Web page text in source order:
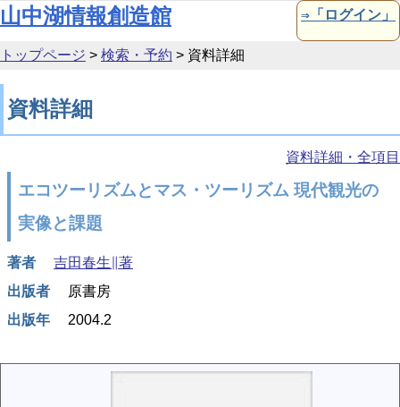
本文へ移動
山中湖情報創造館 ⇒「ログイン」
トップページ > 検索・予約 > 資料詳細
資料詳細
資料詳細・全項目
エコツーリズムとマス・ツーリズム 現代観光の
実像と課題
著者
吉田春生∥著
出版者
原書房
出版年
2004.2